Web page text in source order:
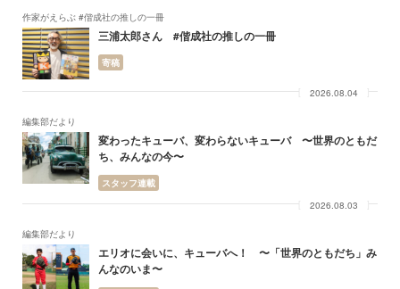
作家がえらぶ #偕成社の推しの一冊
三浦太郎さん #偕成社の推しの一冊
寄稿
2026.08.04
編集部だより
変わったキューバ、変わらないキューバ 〜世界のともだ
ち、みんなの今〜
スタッフ連載
2026.08.03
編集部だより
エリオに会いに、キューバへ！ 〜「世界のともだち」み
んなのいま〜